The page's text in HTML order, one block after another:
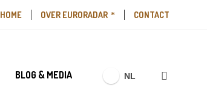
HOME OVER EURORADAR CONTACT
BLOG & MEDIA NL